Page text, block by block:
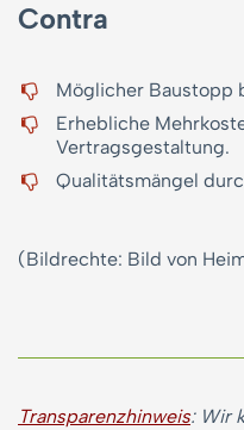
Contra
Möglicher Baustopp
Erhebliche
Vertragsgestaltung.
Qualitätsmängel
(Bildrechte: Bild von
Transparenzhinweis: Wir